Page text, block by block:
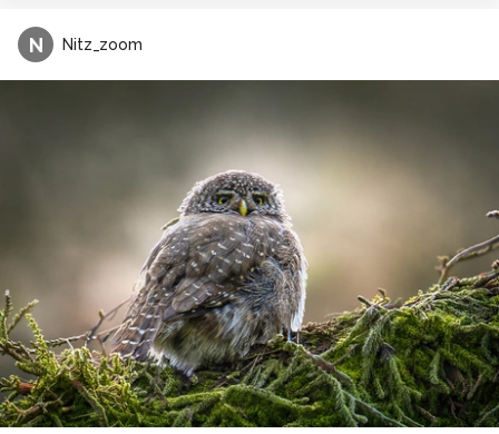
N Nitz_zoom